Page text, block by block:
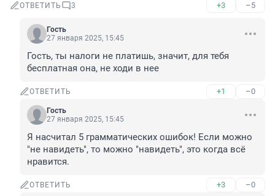
ОТВЕТИТЬ 3 +3 –5
Гость
27 января 2025, 15:45
Гость, ты налоги не платишь, значит, для тебя
бесплатная она, не ходи в нее
ОТВЕТИТЬ +1 –0
Гость
27 января 2025, 15:45
Я насчитал 5 грамматических ошибок! Если можно
"не навидеть", то можно "навидеть", это когда всё
нравится.
ОТВЕТИТЬ +3 –0